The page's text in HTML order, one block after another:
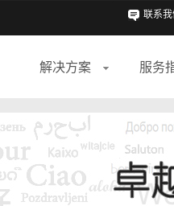
联系我
解决方案 服务